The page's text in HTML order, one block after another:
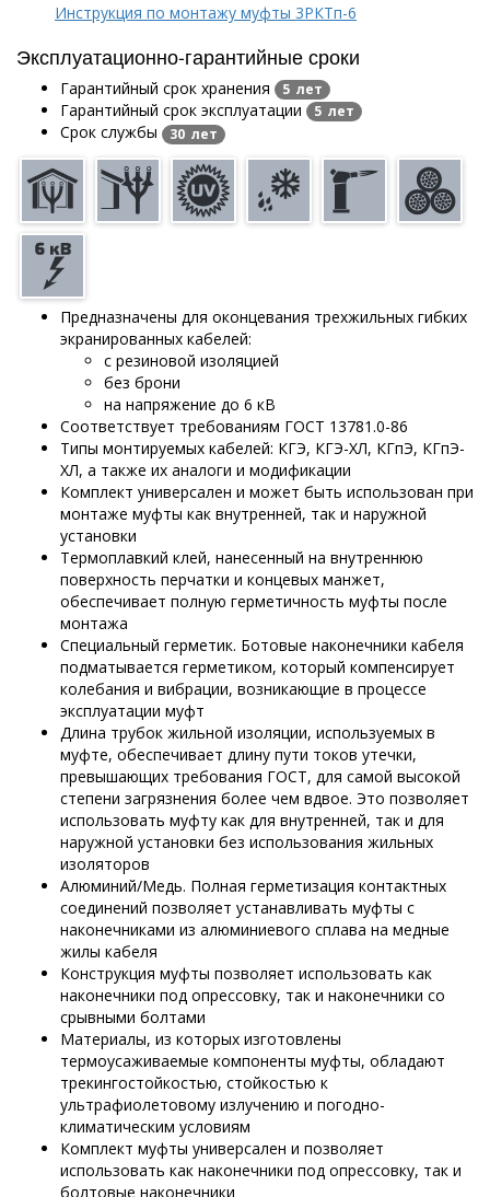
Инструкция по монтажу муфты 3РКТп-6
Эксплуатационно-гарантийные сроки
Гарантийный срок хранения 5 лет
Гарантийный срок эксплуатации 5 лет
Срок службы 30 лет
Предназначены для оконцевания трехжильных гибких
экранированных кабелей:
с резиновой изоляцией
без брони
на напряжение до 6 кВ
Соответствует требованиям ГОСТ 13781.0-86
Типы монтируемых кабелей: КГЭ, КГЭ-ХЛ, КГпЭ, КГпЭ-
ХЛ, а также их аналоги и модификации
Комплект универсален и может быть использован при
монтаже муфты как внутренней, так и наружной
установки
Термоплавкий клей, нанесенный на внутреннюю
поверхность перчатки и концевых манжет,
обеспечивает полную герметичность муфты после
монтажа
Специальный герметик. Ботовые наконечники кабеля
подматывается герметиком, который компенсирует
колебания и вибрации, возникающие в процессе
эксплуатации муфт
Длина трубок жильной изоляции, используемых в
муфте, обеспечивает длину пути токов утечки,
превышающих требования ГОСТ, для самой высокой
степени загрязнения более чем вдвое. Это позволяет
использовать муфту как для внутренней, так и для
наружной установки без использования жильных
изоляторов
Алюминий/Медь. Полная герметизация контактных
соединений позволяет устанавливать муфты с
наконечниками из алюминиевого сплава на медные
жилы кабеля
Конструкция муфты позволяет использовать как
наконечники под опрессовку, так и наконечники со
срывными болтами
Материалы, из которых изготовлены
термоусаживаемые компоненты муфты, обладают
трекингостойкостью, стойкостью к
ультрафиолетовому излучению и погодно-
климатическим условиям
Комплект муфты универсален и позволяет
использовать как наконечники под опрессовку, так и
болтовые наконечники